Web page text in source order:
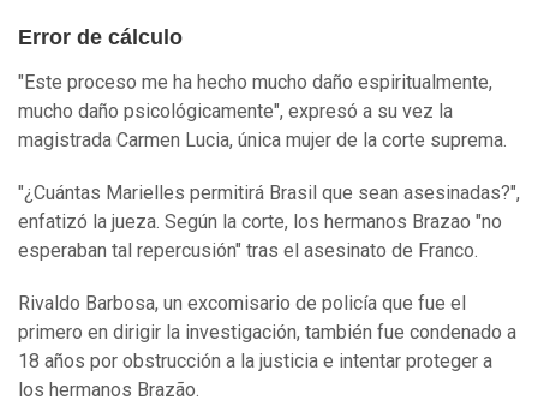
Error de cálculo
"Este proceso me ha hecho mucho daño espiritualmente,
mucho daño psicológicamente", expresó a su vez la
magistrada Carmen Lucia, única mujer de la corte suprema.
"¿Cuántas Marielles permitirá Brasil que sean asesinadas?",
enfatizó la jueza. Según la corte, los hermanos Brazao "no
esperaban tal repercusión" tras el asesinato de Franco.
Rivaldo Barbosa, un excomisario de policía que fue el
primero en dirigir la investigación, también fue condenado a
18 años por obstrucción a la justicia e intentar proteger a
los hermanos Brazão.